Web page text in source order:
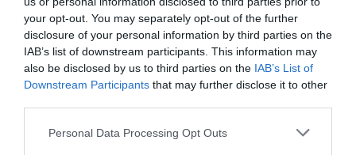
your opt-out. You may separately opt-out of the further
disclosure of your personal information by third parties on the
IAB’s list of downstream participants. This information may
also be disclosed by us to third parties on the IAB’s List of
Downstream Participants that may further disclose it to other
Personal Data Processing Opt Outs
Hotel Antico Distretto
2.50 kmod centrum
Fantastyczny 8.9/10